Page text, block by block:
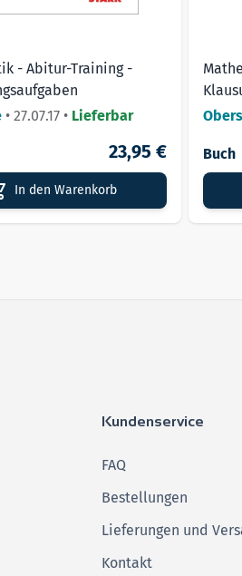
- Abitur-Training -
• 27.07.17 • Lieferbar
23,95 €
In den Warenkorb
Buch
Kundenservice
FAQ
Bestellungen
Lieferungen und
Kontakt